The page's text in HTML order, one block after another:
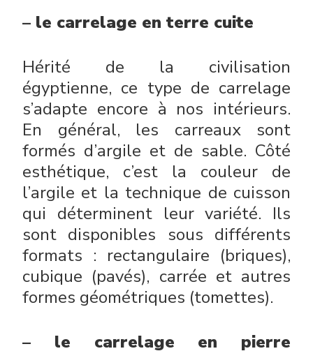
– le carrelage en terre cuite
Hérité de la civilisation
égyptienne, ce type de carrelage
s’adapte encore à nos intérieurs.
En général, les carreaux sont
formés d’argile et de sable. Côté
esthétique, c’est la couleur de
l’argile et la technique de cuisson
qui déterminent leur variété. Ils
sont disponibles sous différents
formats : rectangulaire (briques),
cubique (pavés), carrée et autres
formes géométriques (tomettes).
– le carrelage en pierre